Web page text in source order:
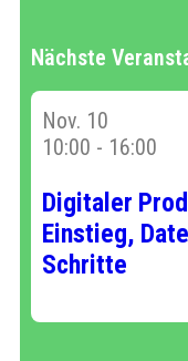
Nächste
Nov. 10
10:00 - 16:00
Digitaler
Einstieg,
Schritte